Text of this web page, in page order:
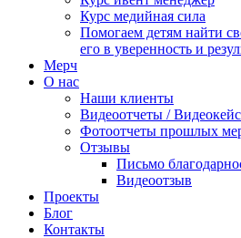
Курс медийная сила
Помогаем детям найти
его в уверенность и
Мерч
О нас
Наши клиенты
Видеоотчеты /
Фотоотчеты прошлых
Отзывы
Письмо
Видеоотзыв
Проекты
Блог
Контакты